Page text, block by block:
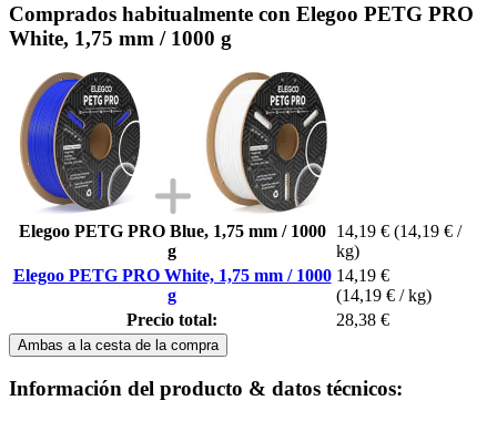
Comprados habitualmente con Elegoo PETG PRO
White, 1,75 mm / 1000 g
Elegoo PETG PRO Blue, 1,75 mm / 1000
g
14,19 € (14,19 € /
kg)
Elegoo PETG PRO White, 1,75 mm / 1000
g
14,19 €
(14,19 € / kg)
Precio total:
28,38 €
Ambas a la cesta de la compra
Información del producto & datos técnicos: